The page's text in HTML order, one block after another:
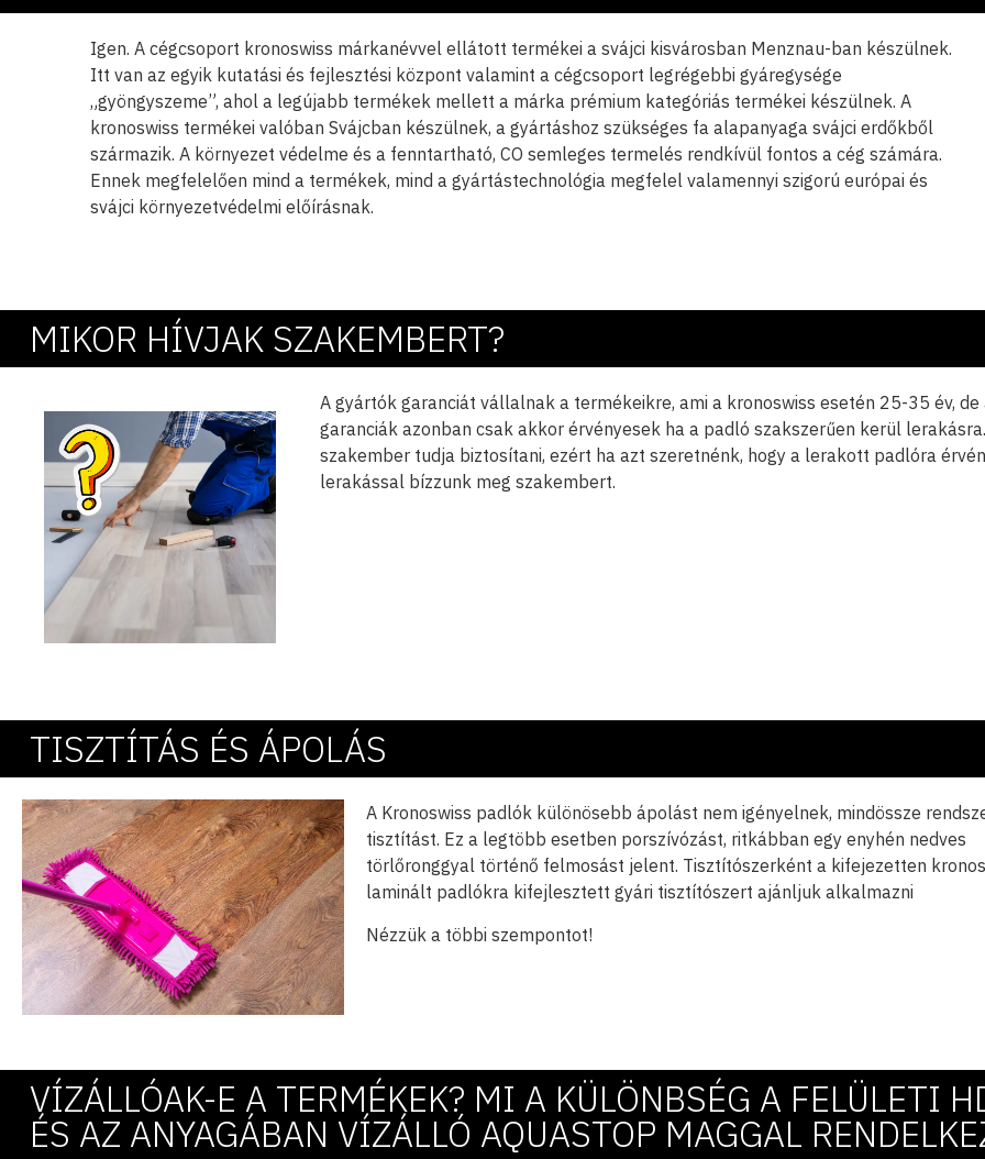
Igen. A cégcsoport kronoswiss márkanévvel ellátott termékei a svájci kisvárosban Menznau-ban készülnek.
Itt van az egyik kutatási és fejlesztési központ valamint a cégcsoport legrégebbi gyáregysége
„gyöngyszeme”, ahol a legújabb termékek mellett a márka prémium kategóriás termékei készülnek. A
kronoswiss termékei valóban Svájcban készülnek, a gyártáshoz szükséges fa alapanyaga svájci erdőkből
származik. A környezet védelme és a fenntartható, CO semleges termelés rendkívül fontos a cég számára.
Ennek megfelelően mind a termékek, mind a gyártástechnológia megfelel valamennyi szigorú európai és
svájci környezetvédelmi előírásnak.
MIKOR HÍVJAK SZAKEMBERT?
A gyártók garanciát vállalnak a termékeikre, ami a kronoswiss esetén 25-35 év,
garanciák azonban csak akkor érvényesek ha a padló szakszerűen kerül
szakember tudja biztosítani, ezért ha azt szeretnénk, hogy a lerakott padlóra
lerakással bízzunk meg szakembert.
TISZTÍTÁS ÉS ÁPOLÁS
A Kronoswiss padlók különösebb ápolást nem igényelnek, mindössze
tisztítást. Ez a legtöbb esetben porszívózást, ritkábban egy enyhén nedves
törlőronggyal történő felmosást jelent. Tisztítószerként a kifejezetten
laminált padlókra kifejlesztett gyári tisztítószert ajánljuk alkalmazni
Nézzük a többi szempontot!
VÍZÁLLÓAK-E A TERMÉKEK? MI A KÜLÖNBSÉG A FELÜLETI
ÉS AZ ANYAGÁBAN VÍZÁLLÓ AQUASTOP MAGGAL